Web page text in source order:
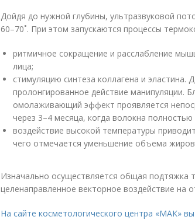
Дойдя до нужной глубины, ультразвуковой
60–70˚. При этом запускаются процессы
ритмичное сокращение и расслабление
лица;
стимуляцию синтеза коллагена и эластина.
пролонгированное действие манипуляции.
омолаживающий эффект проявляется
через 3–4 месяца, когда волокна
воздействие высокой температуры
чего отмечается уменьшение объема
Изначально осуществляется общая подтяжка
целенаправленное векторное воздействие на
На сайте косметологического центра «МАК»